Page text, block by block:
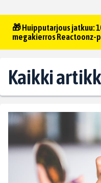
🎁 Huipputarjous jatkuu:
megakierros Reactoonz-
Kaikki